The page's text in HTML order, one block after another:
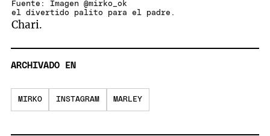
Fuente: Imagen @mirko_ok
el divertido palito para el padre.
Chari.
ARCHIVADO EN
MIRKO INSTAGRAM MARLEY